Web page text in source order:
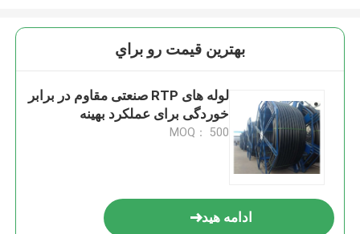
بهترين قيمت رو براي
لوله های RTP صنعتی مقاوم در برابر
خوردگی برای عملکرد بهینه
MOQ： 500
ادامه هید